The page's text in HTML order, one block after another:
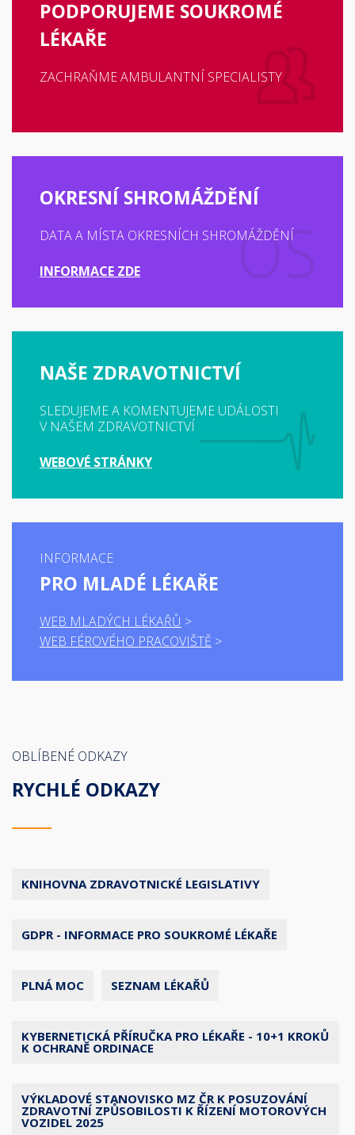
PODPORUJEME SOUKROMÉ
LÉKAŘE
ZACHRAŇME AMBULANTNÍ SPECIALISTY
OKRESNÍ SHROMÁŽDĚNÍ
DATA A MÍSTA OKRESNÍCH SHROMÁŽDĚNÍ
INFORMACE ZDE
NAŠE ZDRAVOTNICTVÍ
SLEDUJEME A KOMENTUJEME UDÁLOSTI
V NAŠEM ZDRAVOTNICTVÍ
WEBOVÉ STRÁNKY
INFORMACE
PRO MLADÉ LÉKAŘE
WEB MLADÝCH LÉKAŘŮ
WEB FÉROVÉHO PRACOVIŠTĚ
OBLÍBENÉ ODKAZY
RYCHLÉ ODKAZY
KNIHOVNA ZDRAVOTNICKÉ LEGISLATIVY
GDPR - INFORMACE PRO SOUKROMÉ LÉKAŘE
PLNÁ MOC SEZNAM LÉKAŘŮ
KYBERNETICKÁ PŘÍRUČKA PRO LÉKAŘE - 10+1 KROKŮ
K OCHRANĚ ORDINACE
VÝKLADOVÉ STANOVISKO MZ ČR K POSUZOVÁNÍ
ZDRAVOTNÍ ZPŮSOBILOSTI K ŘÍZENÍ MOTOROVÝCH
VOZIDEL 2025